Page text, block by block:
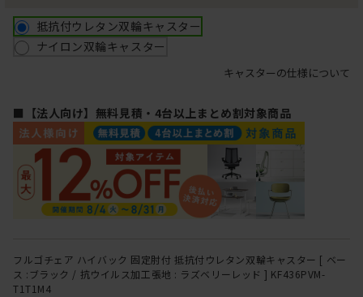
抵抗付ウレタン双輪キャスター
ナイロン双輪キャスター
キャスターの仕様について
■【法人向け】無料見積・4台以上まとめ割対象商品
フルゴチェア ハイバック 固定肘付 抵抗付ウレタン双輪キャスター [ ベー
ス :ブラック / 抗ウイルス加工張地 : ラズベリーレッド ] KF436PVM-
T1T1M4